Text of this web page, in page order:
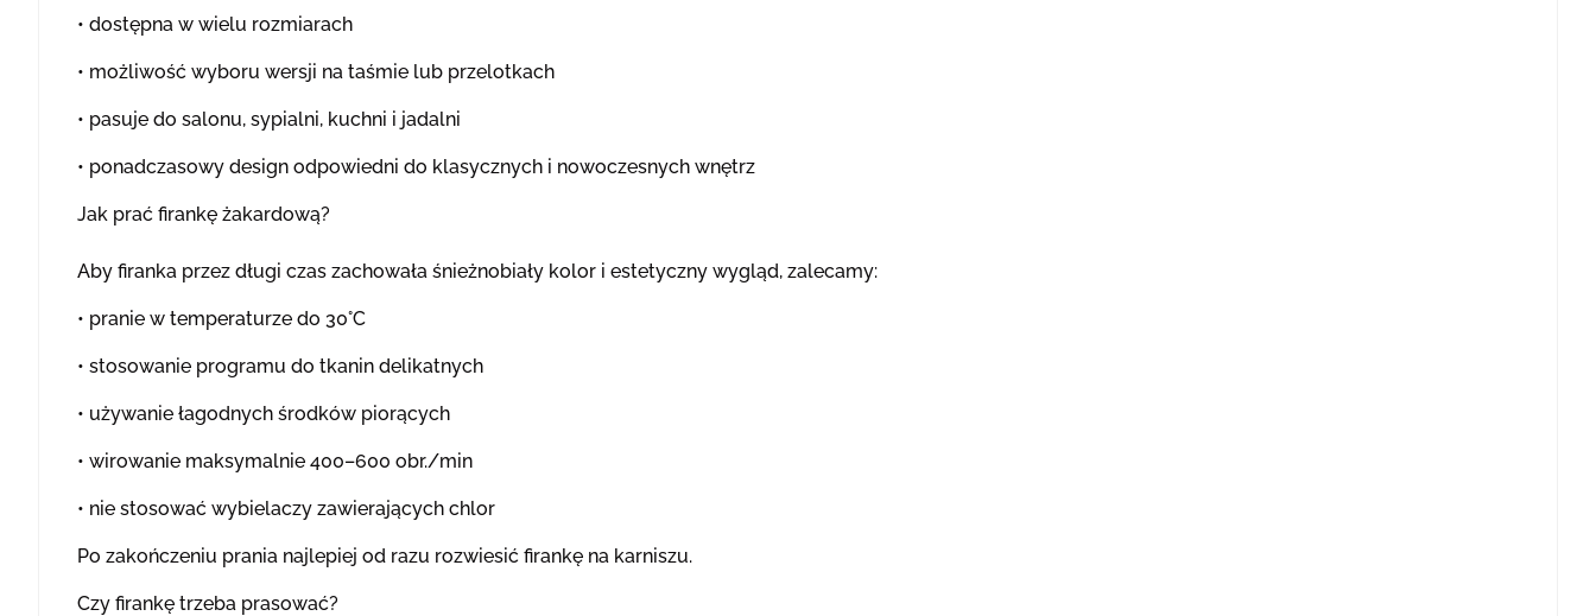
• dostępna w wielu rozmiarach
• możliwość wyboru wersji na taśmie lub przelotkach
• pasuje do salonu, sypialni, kuchni i jadalni
• ponadczasowy design odpowiedni do klasycznych i nowoczesnych wnętrz
Jak prać firankę żakardową?
Aby firanka przez długi czas zachowała śnieżnobiały kolor i estetyczny wygląd, zalecamy:
• pranie w temperaturze do 30°C
• stosowanie programu do tkanin delikatnych
• używanie łagodnych środków piorących
• wirowanie maksymalnie 400–600 obr./min
• nie stosować wybielaczy zawierających chlor
Po zakończeniu prania najlepiej od razu rozwiesić firankę na karniszu.
Czy firankę trzeba prasować?